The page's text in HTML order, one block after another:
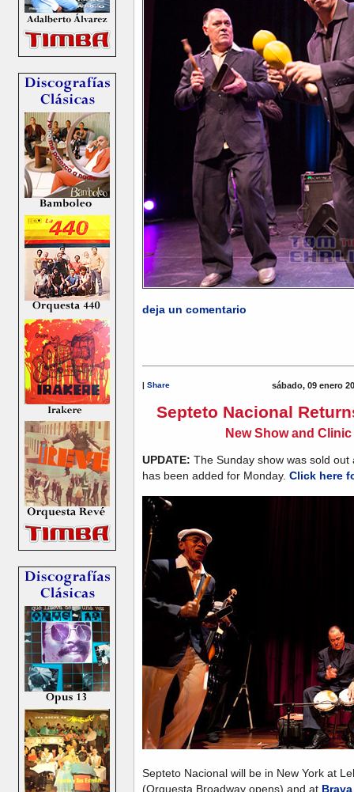
deja un comentario
Share sábado, 09 enero
Septeto Nacional
New Show and
UPDATE: The Sunday show was sold
has been added for Monday. Click here
Septeto Nacional will be in New York at
(Orquesta Broadway opens) and at